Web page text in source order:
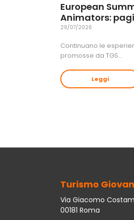
European
Animators:
29/07/2026
Continuano le
promosse da TGS…
Leggi
Turismo
Via Giacomo
00181 Roma